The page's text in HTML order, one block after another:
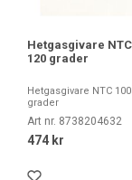
Hetgasgivare
120 grader
Hetgasgivare NTC
grader
Art nr. 8738204632
474 kr